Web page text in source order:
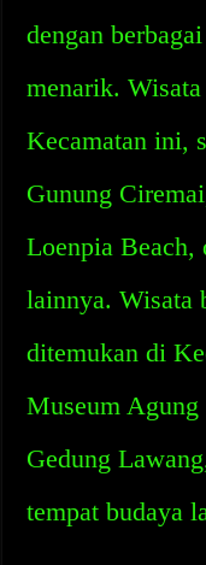
dengan
menarik.
Kecamatan ini,
Gunung
Loenpia Beach,
lainnya. Wisata
ditemukan di
Museum
Gedung
tempat budaya